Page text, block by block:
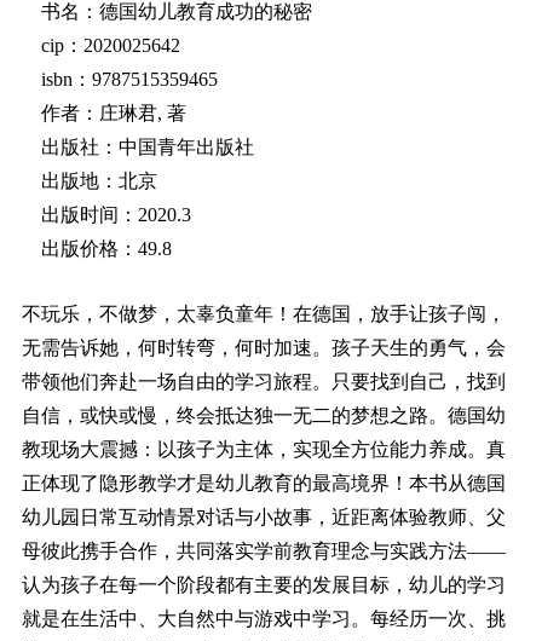
书名：德国幼儿教育成功的秘密
cip：2020025642
isbn：9787515359465
作者：庄琳君, 著
出版社：中国青年出版社
出版地：北京
出版时间：2020.3
出版价格：49.8
不玩乐，不做梦，太辜负童年！在德国，放手让孩子闯，
无需告诉她，何时转弯，何时加速。孩子天生的勇气，会
带领他们奔赴一场自由的学习旅程。只要找到自己，找到
自信，或快或慢，终会抵达独一无二的梦想之路。德国幼
教现场大震撼：以孩子为主体，实现全方位能力养成。真
正体现了隐形教学才是幼儿教育的最高境界！本书从德国
幼儿园日常互动情景对话与小故事，近距离体验教师、父
母彼此携手合作，共同落实学前教育理念与实践方法——
认为孩子在每一个阶段都有主要的发展目标，幼儿的学习
就是在生活中、大自然中与游戏中学习。每经历一次、挑